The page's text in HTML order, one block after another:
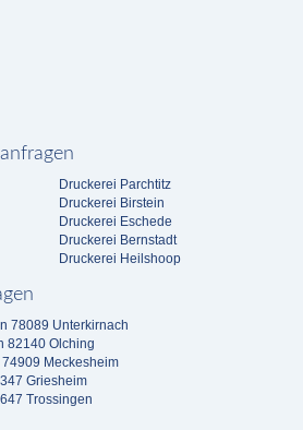
Druckerei Parchtitz
Druckerei Birstein
Druckerei Eschede
Druckerei Bernstadt
Druckerei Heilshoop
78089 Unterkirnach
82140 Olching
Meckesheim
Griesheim
Trossingen